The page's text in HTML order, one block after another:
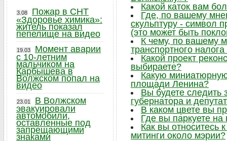
Какой каток вам
Где, по вашему
скульптуру - символ
(это может быть
К чему, по вашему
транспортного
Какой проект
выбираете?
Какую миниатюрную
площади Ленина?
Вы будете
губернатора и
В каком цвете вы
Где вы паркуете на
Как вы относитесь
митинги около мэрии?
3.08
Пожар в СНТ
«Здоровье химика»:
житель показал
пепелище на видео
19.03
Момент аварии
с 10-летним
мальчиком на
Карбышева в
Волжском попал на
видео
23.01
В Волжском
эвакуировали
автомобили,
оставленные под
запрещающими
знаками